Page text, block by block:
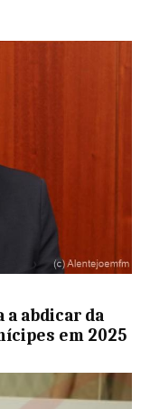
abdicar da
em 2025